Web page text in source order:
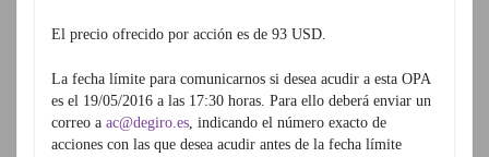
El precio ofrecido por acción es de 93 USD.
La fecha límite para comunicarnos si desea acudir a esta OPA
es el 19/05/2016 a las 17:30 horas. Para ello deberá enviar un
correo a ac@degiro.es, indicando el número exacto de
acciones con las que desea acudir antes de la fecha límite